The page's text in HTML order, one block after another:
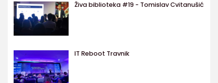
Živa biblioteka #19 - Tomislav Cvitanušić
IT Reboot Travnik